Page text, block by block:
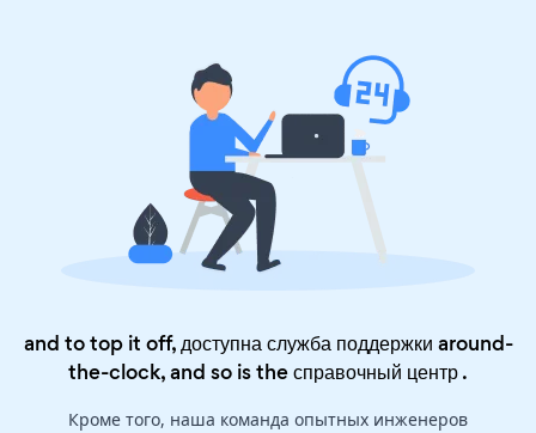
and to top it off, доступна служба поддержки around-
the-clock, and so is theсправочный центр.
Кроме того, наша команда опытных инженеров